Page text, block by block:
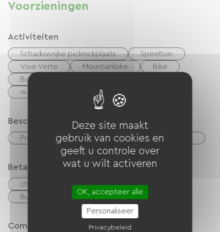
Voorzieningen
Activiteiten
Schaduwrijke picknickplaats
Speeltuin
Voie Verte
Mountainbike
Bike
Boulodrome / Pétanque court
wandelen
Riviere
Beschrijving
Privé, omheind terrein Garage Terras
Betaalmethoden
checks Geld
overdracht
Buitenlandse valuta
Comfort
Deze site maakt
gebruik van cookies en
geeft u controle over
wat u wilt activeren
OK, accepteer alle
Personaliseer
Privacybeleid